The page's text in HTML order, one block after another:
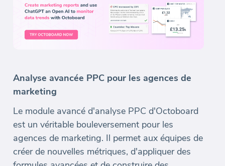
Analyse avancée PPC pour les agences de
marketing
Le module avancé d'analyse PPC d'Octoboard
est un véritable bouleversement pour les
agences de marketing. Il permet aux équipes de
créer de nouvelles métriques, d'appliquer des